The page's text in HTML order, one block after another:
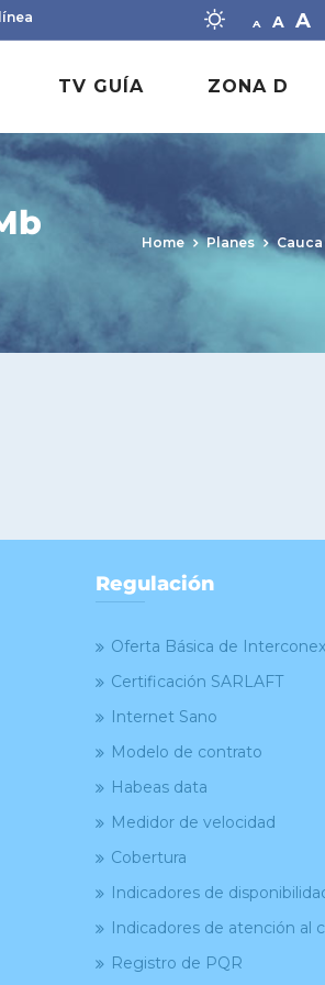
A
Decrease
A A
TV GUÍA ZONA D
Home Planes Cauca
Regulación
Oferta Básica de
Certificación SARLAFT
Internet Sano
Modelo de contrato
Habeas data
Medidor de velocidad
Cobertura
Indicadores de
Indicadores de atención al
Registro de PQR